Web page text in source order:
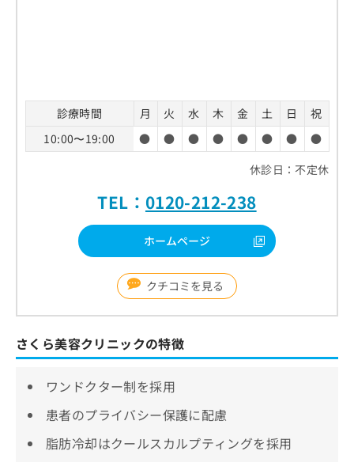
診療時間 月 火 水 木 金 土 日
祝
10:00〜19:00
● ● ● ● ● ● ●
●
休診日：不定休
TEL： 0120-212-238
ホームページ
クチコミを見る
さくら美容クリニックの特徴
ワンドクター制を採用
患者のプライバシー保護に配慮
脂肪冷却はクールスカルプティングを採用